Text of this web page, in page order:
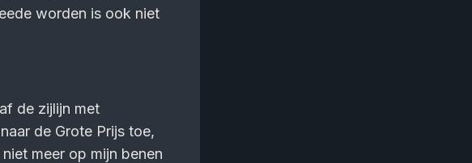
worden is ook niet
de zijlijn met
de Grote Prijs toe,
meer op mijn benen